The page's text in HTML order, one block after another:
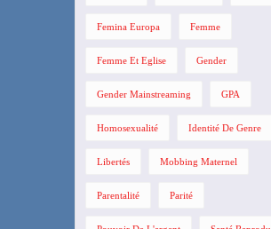
Femina Europa Femme
Femme Et Eglise Gender
Gender Mainstreaming GPA
Homosexualité Identité De Genre
Libertés Mobbing Maternel
Parentalité Parité